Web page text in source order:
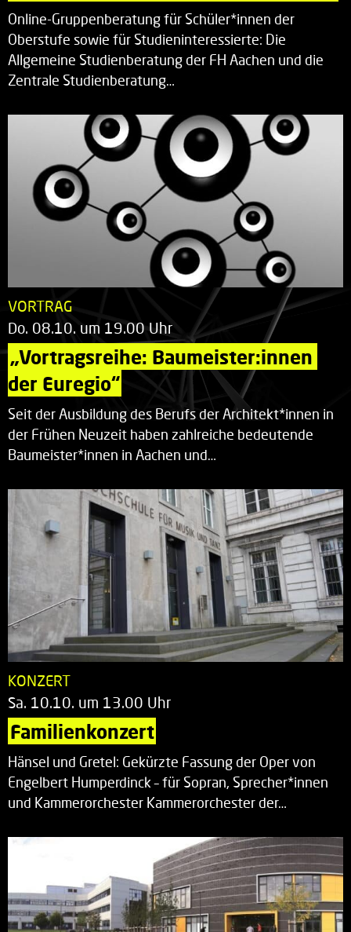
Online-Gruppenberatung für Schüler*innen der
Oberstufe sowie für Studieninteressierte: Die
Allgemeine Studienberatung der FH Aachen und die
Zentrale Studienberatung…
VORTRAG
Do. 08.10. um 19.00 Uhr
„Vortragsreihe: Baumeister:innen
der Euregio“
Seit der Ausbildung des Berufs der Architekt*innen in
der Frühen Neuzeit haben zahlreiche bedeutende
Baumeister*innen in Aachen und…
KONZERT
Sa. 10.10. um 13.00 Uhr
Familienkonzert
Hänsel und Gretel: Gekürzte Fassung der Oper von
Engelbert Humperdinck – für Sopran, Sprecher*innen
und Kammerorchester Kammerorchester der…